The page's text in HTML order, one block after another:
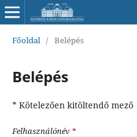
Főoldal / Belépés
Belépés
* Kötelezően kitöltendő mező
Felhasználónév *